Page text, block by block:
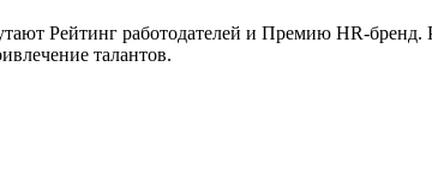
Рейтинг работодателей и Премию HR-
талантов.